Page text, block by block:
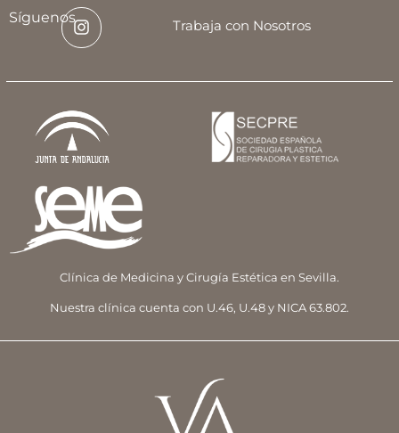
Síguenos Trabaja con Nosotros
Clínica de Medicina y Cirugía Estética en Sevilla.
Nuestra clínica cuenta con U.46, U.48 y NICA 63.802.